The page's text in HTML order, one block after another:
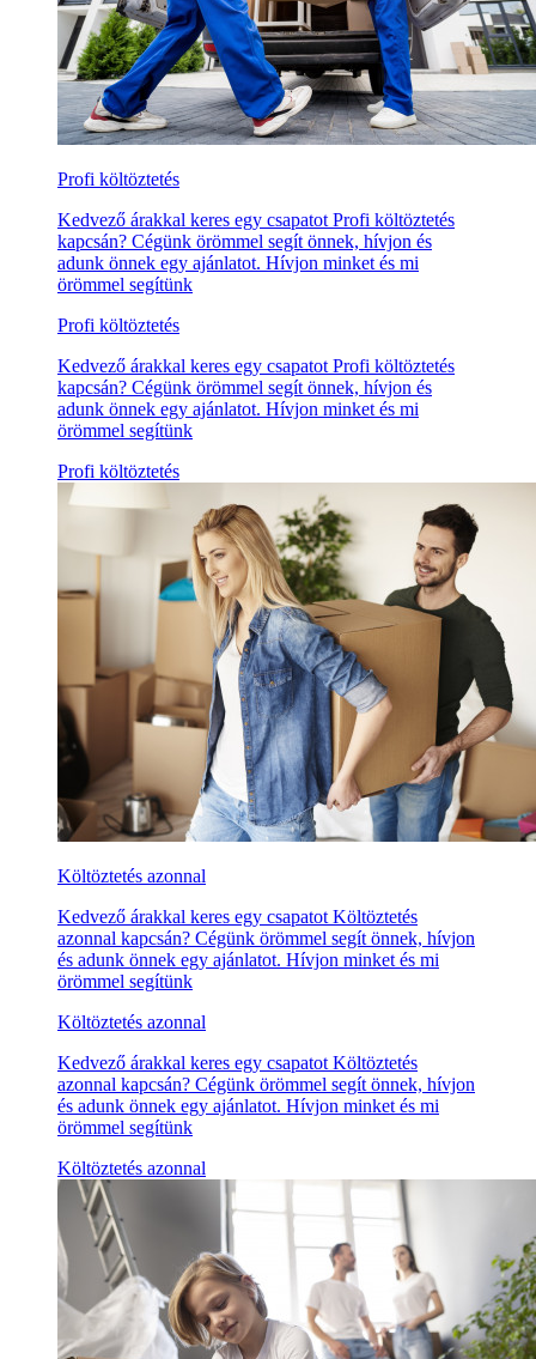
Profi költöztetés
Kedvező árakkal keres egy csapatot Profi költöztetés
kapcsán? Cégünk örömmel segít önnek, hívjon és
adunk önnek egy ajánlatot. Hívjon minket és mi
örömmel segítünk
Profi költöztetés
Kedvező árakkal keres egy csapatot Profi költöztetés
kapcsán? Cégünk örömmel segít önnek, hívjon és
adunk önnek egy ajánlatot. Hívjon minket és mi
örömmel segítünk
Profi költöztetés
Költöztetés azonnal
Kedvező árakkal keres egy csapatot Költöztetés
azonnal kapcsán? Cégünk örömmel segít önnek, hívjon
és adunk önnek egy ajánlatot. Hívjon minket és mi
örömmel segítünk
Költöztetés azonnal
Kedvező árakkal keres egy csapatot Költöztetés
azonnal kapcsán? Cégünk örömmel segít önnek, hívjon
és adunk önnek egy ajánlatot. Hívjon minket és mi
örömmel segítünk
Költöztetés azonnal